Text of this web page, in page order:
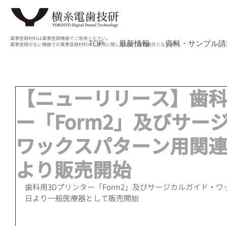
薬事登録材料は薬事登録機器でご使用ください。
薬事登録のない機器での薬事登録材料のご使用に関しては全て自己責任となります。
TOP 最新情報 資料・サンプル
【ニューリリース】歯
ー「Form2」及びサー
ワックスパターン用関
より販売開始
歯科用3Dプリンター「Form2」及びサージカルガイド・
日より一般医療器として販売開始